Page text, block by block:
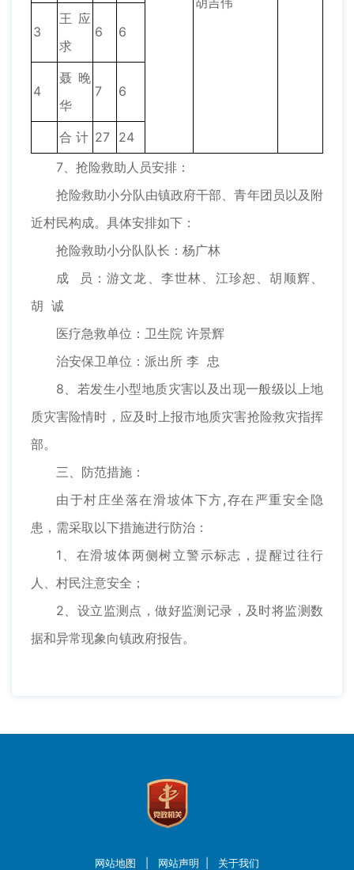
3
王应
求
6 6
4
聂晚
华
7 6
合 计 27 24
7、抢险救助人员安排：
抢险救助小分队由镇政府干部、青年团员以及附
近村民构成。具体安排如下：
抢险救助小分队队长：杨广林
成 员：游文龙、李世林、江珍恕、胡顺辉、
胡 诚
医疗急救单位：卫生院 许景辉
治安保卫单位：派出所 李 忠
8、若发生小型地质灾害以及出现一般级以上地
质灾害险情时，应及时上报市地质灾害抢险救灾指挥
部。
三、防范措施：
由于村庄坐落在滑坡体下方,存在严重安全隐
患，需采取以下措施进行防治：
1、在滑坡体两侧树立警示标志，提醒过往行
人、村民注意安全；
2、设立监测点，做好监测记录，及时将监测数
据和异常现象向镇政府报告。
网站地图 网站声明 关于我们